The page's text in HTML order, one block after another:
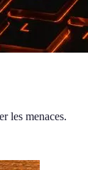
les menaces.